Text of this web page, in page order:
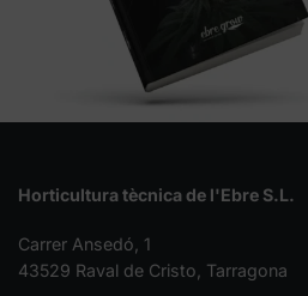
Horticultura tècnica de l'Ebre S.L.
Carrer Ansedó, 1
43529 Raval de Cristo, Tarragona